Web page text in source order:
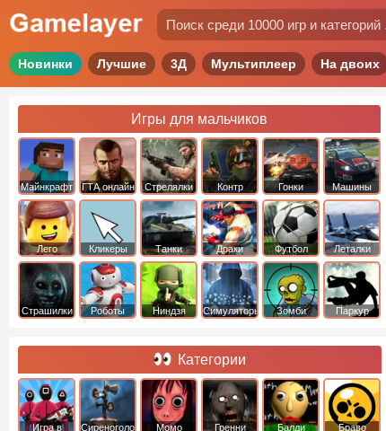
Новинки Лучшие 3Д Мультиплеер На двоих
Игры для мальчиков
Майнкрафт ГТА онлайн Стрелялки
Контр
Страйк
Гонки Машины
Лего Кликеры Танки Драки Футбол Леталки
Страшилки Роботы Ниндзя Симуляторы Зомби Паркур
Категории
Игра в
Сиреноголовый Момо Гренни Балди
Браво